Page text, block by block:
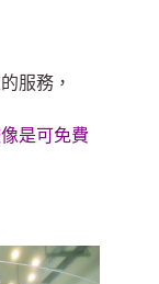
服務，
是可免費